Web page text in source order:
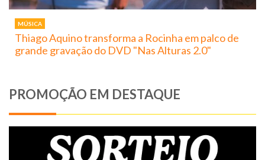
MÚSICA
Thiago Aquino transforma a Rocinha em palco de
grande gravação do DVD "Nas Alturas 2.0"
PROMOÇÃO EM DESTAQUE